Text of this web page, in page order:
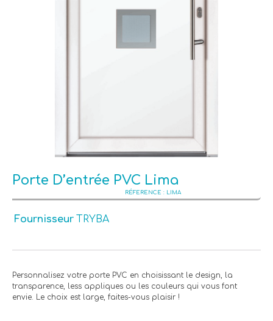
Porte D’entrée PVC Lima
LIMA
Fournisseur TRYBA
Personnalisez votre porte PVC en choisissant le design, la
transparence, less appliques ou les couleurs qui vous font
envie. Le choix est large, faites-vous plaisir !